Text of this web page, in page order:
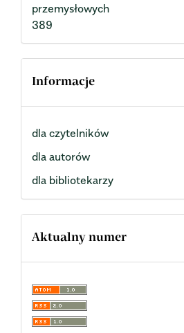
przemysłowych
389
Informacje
dla czytelników
dla autorów
dla bibliotekarzy
Aktualny numer